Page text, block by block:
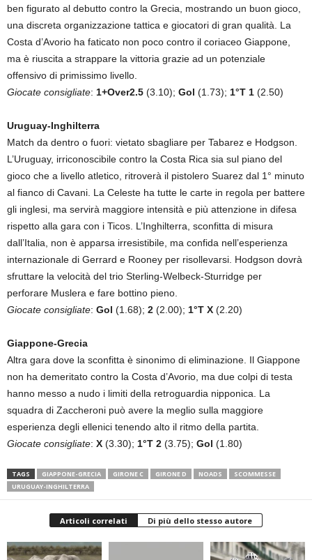
ben figurato al debutto contro la Grecia, mostrando un buon gioco,
una discreta organizzazione tattica e giocatori di gran qualità. La
Costa d’Avorio ha faticato non poco contro il coriaceo Giappone,
ma è riuscita a strappare la vittoria grazie ad un potenziale
offensivo di primissimo livello.
Giocate consigliate: 1+Over2.5 (3.10); Gol (1.73); 1°T 1 (2.50)
Uruguay-Inghilterra
Match da dentro o fuori: vietato sbagliare per Tabarez e Hodgson.
L’Uruguay, irriconoscibile contro la Costa Rica sia sul piano del
gioco che a livello atletico, ritroverà il pistolero Suarez dal 1° minuto
al fianco di Cavani. La Celeste ha tutte le carte in regola per battere
gli inglesi, ma servirà maggiore intensità e più attenzione in difesa
rispetto alla gara con i Ticos. L’Inghilterra, sconfitta di misura
dall’Italia, non è apparsa irresistibile, ma confida nell’esperienza
internazionale di Gerrard e Rooney per risollevarsi. Hodgson dovrà
sfruttare la velocità del trio Sterling-Welbeck-Sturridge per
perforare Muslera e fare bottino pieno.
Giocate consigliate: Gol (1.68); 2 (2.00); 1°T X (2.20)
Giappone-Grecia
Altra gara dove la sconfitta è sinonimo di eliminazione. Il Giappone
non ha demeritato contro la Costa d’Avorio, ma due colpi di testa
hanno messo a nudo i limiti della retroguardia nipponica. La
squadra di Zaccheroni può avere la meglio sulla maggiore
esperienza degli ellenici tenendo alto il ritmo della partita.
Giocate consigliate: X (3.30); 1°T 2 (3.75); Gol (1.80)
TAGS GIAPPONE-GRECIA GIRONE C GIRONE D NOADS
SCOMMESSE
URUGUAY-INGHILTERRA
Articoli correlati Di più dello stesso autore